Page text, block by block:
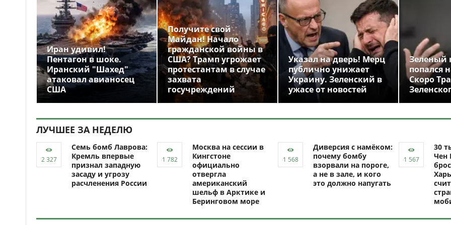
Иран удивил!
Пентагон в шоке.
Иранский "Шахед"
атаковал авианосец
США
Получите свой
Майдан! Начало
гражданской войны в
США? Трамп угрожает
протестантам в случае
захвата
госучреждений
Указал на дверь! Мерц
публично унижает
Украину. Зеленский в
ужасе от новостей
Зеленый
попался
Скоро
ЛУЧШЕЕ ЗА НЕДЕЛЮ
Семь бомб Лаврова:
Кремль впервые
признал западную
засаду и угрозу
расчленения России
Москва на сессии в
Кингстоне
официально
отвергла
американский
шельф в Арктике и
Беринговом море
Диверсия с намёком:
почему бомбу
взорвали на пороге,
а не в зале, и кого
это должно напугать
30
Чен